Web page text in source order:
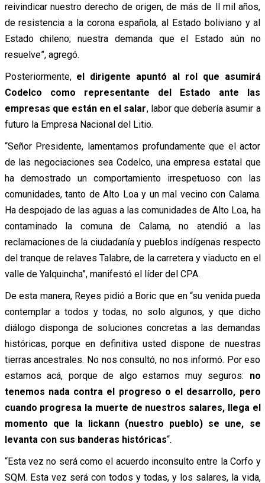
reivindicar nuestro derecho de origen, de más de ll mil años,
de resistencia a la corona española, al Estado boliviano y al
Estado chileno; nuestra demanda que el Estado aún no
resuelve”, agregó.
Posteriormente, el dirigente apuntó al rol que asumirá
Codelco como representante del Estado ante las
empresas que están en el salar, labor que debería asumir a
futuro la Empresa Nacional del Litio.
“Señor Presidente, lamentamos profundamente que el actor
de las negociaciones sea Codelco, una empresa estatal que
ha demostrado un comportamiento irrespetuoso con las
comunidades, tanto de Alto Loa y un mal vecino con Calama.
Ha despojado de las aguas a las comunidades de Alto Loa, ha
contaminado la comuna de Calama, no atendió a las
reclamaciones de la ciudadanía y pueblos indígenas respecto
del tranque de relaves Talabre, de la carretera y viaducto en el
valle de Yalquincha”, manifestó el líder del CPA.
De esta manera, Reyes pidió a Boric que en “su venida pueda
contemplar a todos y todas, no solo algunos, y que dicho
diálogo disponga de soluciones concretas a las demandas
históricas, porque en definitiva usted dispone de nuestras
tierras ancestrales. No nos consultó, no nos informó. Por eso
estamos acá, porque de algo estamos muy seguros: no
tenemos nada contra el progreso o el desarrollo, pero
cuando progresa la muerte de nuestros salares, llega el
momento que la lickann (nuestro pueblo) se une, se
levanta con sus banderas históricas“.
“Esta vez no será como el acuerdo inconsulto entre la Corfo y
SQM. Esta vez será con todos y todas, y los salares, la vida,